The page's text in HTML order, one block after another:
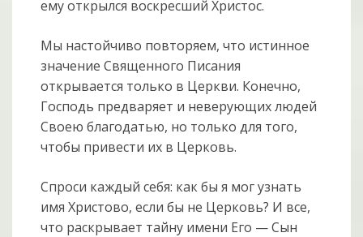
ему открылся воскресший Христос.
Мы настойчиво повторяем, что истинное
значение Священного Писания
открывается только в Церкви. Конечно,
Господь предваряет и неверующих людей
Своею благодатью, но только для того,
чтобы привести их в Церковь.
Спроси каждый себя: как бы я мог узнать
имя Христово, если бы не Церковь? И все,
что раскрывает тайну имени Его — Сын